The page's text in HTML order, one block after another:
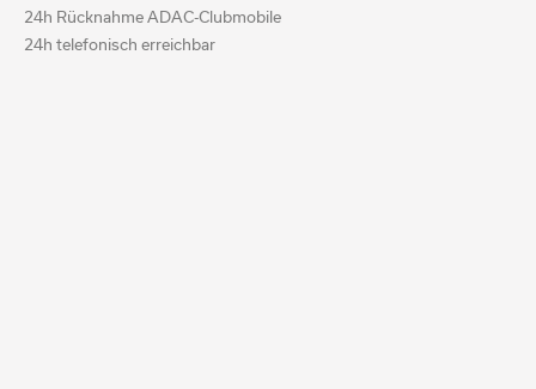
24h Rücknahme ADAC-Clubmobile
24h telefonisch erreichbar